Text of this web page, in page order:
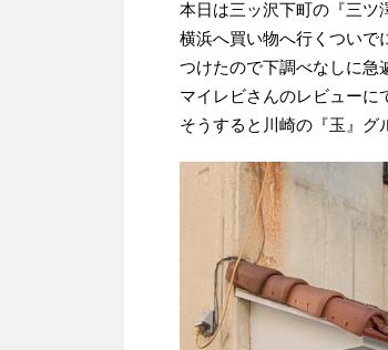
本日は三ッ沢下町の『三ツ
横浜へ買い物へ行くついで
つけたので下調べなしに急
マイレビさんのレビューに
そうすると川崎の『玉』グ